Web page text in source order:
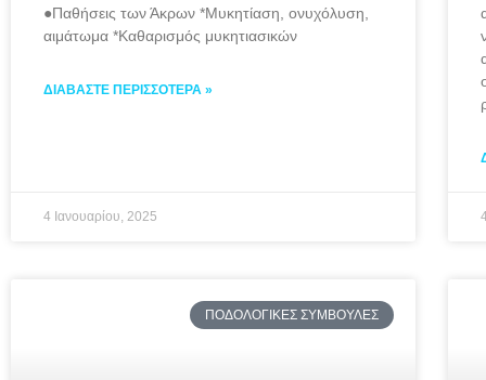
●Παθήσεις των Άκρων *Μυκητίαση, ονυχόλυση,
αιμάτωμα *Καθαρισμός μυκητιασικών
ΔΙΑΒΆΣΤΕ ΠΕΡΙΣΣΌΤΕΡΑ »
4 Ιανουαρίου, 2025
ΠΟΔΟΛΟΓΙΚΈΣ ΣΥΜΒΟΥΛΈΣ